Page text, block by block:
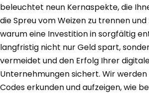
beleuchtet neun Kernaspekte, die
die Spreu vom Weizen zu trennen
warum eine Investition in sorgfältig
langfristig nicht nur Geld spart,
vermeidet und den Erfolg Ihrer
Unternehmungen sichert. Wir werden
Codes erkunden und aufzeigen, wie